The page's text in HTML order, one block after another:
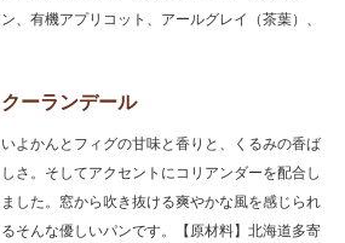
ン、有機アプリコット、アールグレイ（茶葉）、
クーランデール
いよかんとフィグの甘味と香りと、くるみの香ば
しさ。そしてアクセントにコリアンダーを配合し
ました。窓から吹き抜ける爽やかな風を感じられ
るそんな優しいパンです。【原材料】北海道多寄